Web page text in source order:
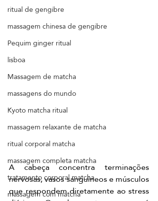
ritual de gengibre
massagem chinesa de gengibre
Pequim ginger ritual
lisboa
Massagem de matcha
massagens do mundo
Kyoto matcha ritual
massagem relaxante de matcha
ritual corporal matcha
massagem completa matcha
tratamento corporal matcha
massagem com matcha
A cabeça concentra terminações
nervosas, vasos sanguíneos e músculos
que respondem diretamente ao stress